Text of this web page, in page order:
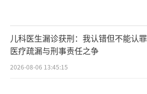
儿科医生漏诊获刑：我认错但不能认罪
医疗疏漏与刑事责任之争
2026-08-06 13:45:15